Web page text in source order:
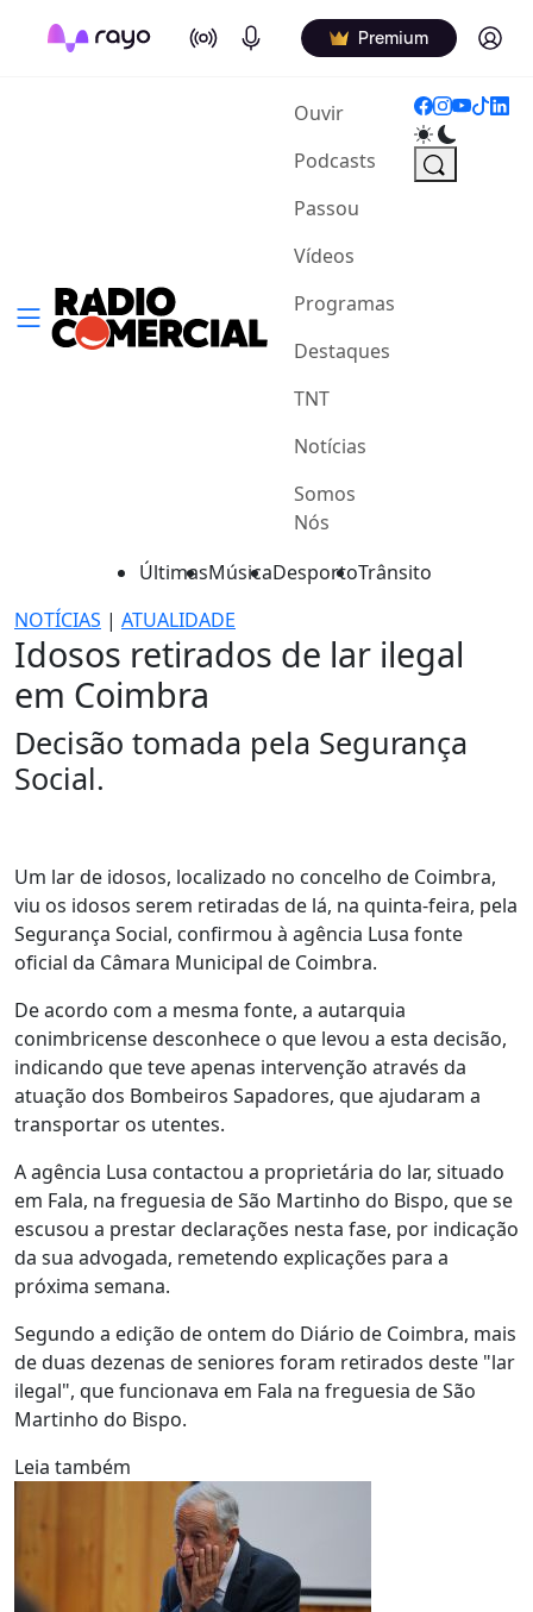
On Air Podcasts Premium Log in
Ouvir(current)
Podcasts
Passou
Vídeos
Programas
Destaques
TNT
Notícias
Somos
Nós
ÚltimasMúsicaDesportoTrânsito
NOTÍCIAS | ATUALIDADE
Idosos retirados de lar ilegal
em Coimbra
Decisão tomada pela Segurança
Social.
Um lar de idosos, localizado no concelho de Coimbra,
viu os idosos serem retiradas de lá, na quinta-feira, pela
Segurança Social, confirmou à agência Lusa fonte
oficial da Câmara Municipal de Coimbra.
De acordo com a mesma fonte, a autarquia
conimbricense desconhece o que levou a esta decisão,
indicando que teve apenas intervenção através da
atuação dos Bombeiros Sapadores, que ajudaram a
transportar os utentes.
A agência Lusa contactou a proprietária do lar, situado
em Fala, na freguesia de São Martinho do Bispo, que se
escusou a prestar declarações nesta fase, por indicação
da sua advogada, remetendo explicações para a
próxima semana.
Segundo a edição de ontem do Diário de Coimbra, mais
de duas dezenas de seniores foram retirados deste "lar
ilegal", que funcionava em Fala na freguesia de São
Martinho do Bispo.
Leia também